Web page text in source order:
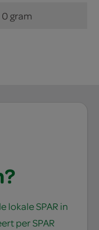
0 gram
lokale SPAR in
per SPAR